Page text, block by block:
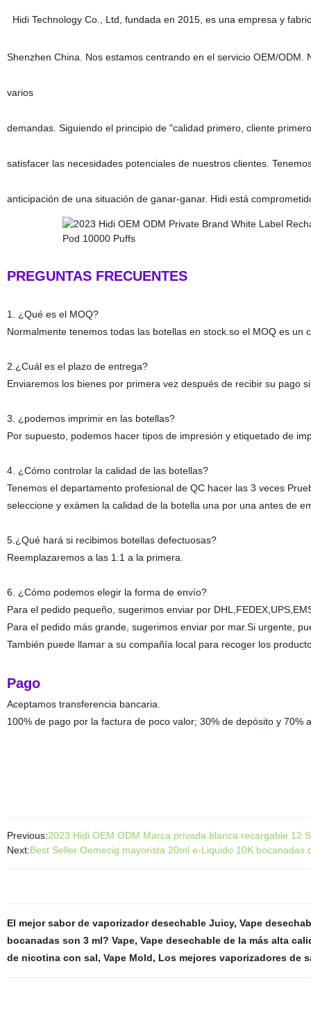
Hidi Technology Co., Ltd, fundada en 2015, es una empresa y
Shenzhen China. Nos estamos centrando en el servicio OEM/
varios
demandas. Siguiendo el principio de "calidad primero, cliente
satisfacer las necesidades potenciales de nuestros clientes.
anticipación de una situación de ganar-ganar. Hidi está
PREGUNTAS FRECUENTES
1. ¿Qué es el MOQ?
Normalmente tenemos todas las botellas en stock.so el MOQ es un
2.¿Cuál es el plazo de entrega?
Enviaremos los bienes por primera vez después de recibir su pago
3. ¿podemos imprimir en las botellas?
Por supuesto, podemos hacer tipos de impresión y etiquetado de
4. ¿Cómo controlar la calidad de las botellas?
Tenemos el departamento profesional de QC hacer las 3 veces
seleccione y exámen la calidad de la botella una por una antes de
5.¿Qué hará si recibimos botellas defectuosas?
Reemplazaremos a las 1:1 a la primera.
6. ¿Cómo podemos elegir la forma de envío?
Para el pedido pequeño, sugerimos enviar por
Para el pedido más grande, sugerimos enviar por mar.Si urgente,
También puede llamar a su compañía local para recoger los
Pago
Aceptamos transferencia bancaria.
100% de pago por la factura de poco valor; 30% de depósito y 70%
Previous:2023 Hidi OEM ODM Marca privada blanca recargable 12
Next:Best Seller Oemecig mayorista 20ml e-Liquido 10K
El mejor sabor de vaporizador desechable Juicy, Vape
bocanadas son 3 ml? Vape, Vape desechable de la más alta
de nicotina con sal, Vape Mold, Los mejores vaporizadores de